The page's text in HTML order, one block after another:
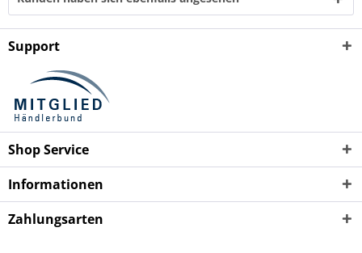
Support
Shop Service
Informationen
Zahlungsarten